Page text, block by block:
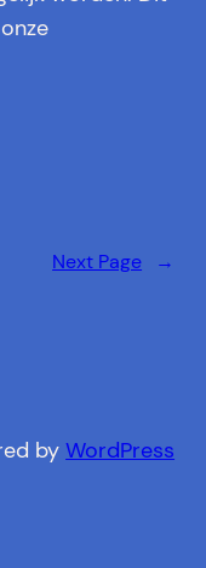
Next Page →
byWordPress